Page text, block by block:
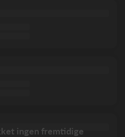
ingen fremtidige